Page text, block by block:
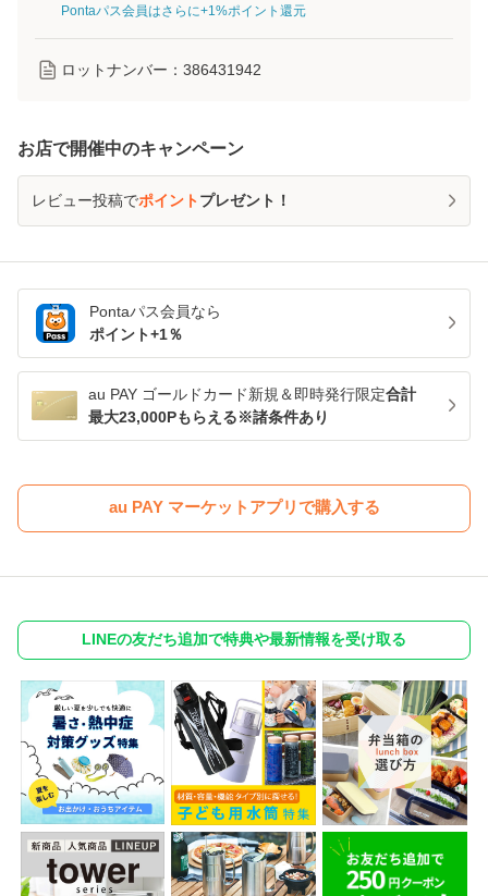
Pontaパス会員はさらに+1%ポイント還元
ロットナンバー： 386431942
お店で開催中のキャンペーン
レビュー投稿でポイントプレゼント！
Pontaパス会員なら
ポイント+1％
au PAY ゴールドカード新規＆即時発行限定合計
最大23,000Pもらえる※諸条件あり
au PAY マーケットアプリで購入する
LINEの友だち追加で特典や最新情報を受け取る